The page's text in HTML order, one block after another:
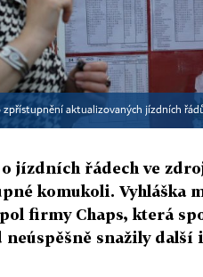
zpřístupnění aktualizovaných jízdních
o jízdních řádech ve
komukoli. Vyhláška
firmy Chaps, která
neúspěšně snažily další